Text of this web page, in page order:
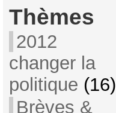
Thèmes
2012
changer la
politique (16)
Brèves &